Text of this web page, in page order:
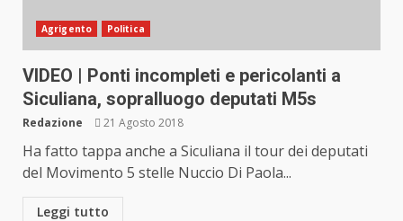
Agrigento Politica
VIDEO | Ponti incompleti e pericolanti a
Siculiana, sopralluogo deputati M5s
Redazione 21 Agosto 2018
Ha fatto tappa anche a Siculiana il tour dei deputati
del Movimento 5 stelle Nuccio Di Paola...
Leggi tutto